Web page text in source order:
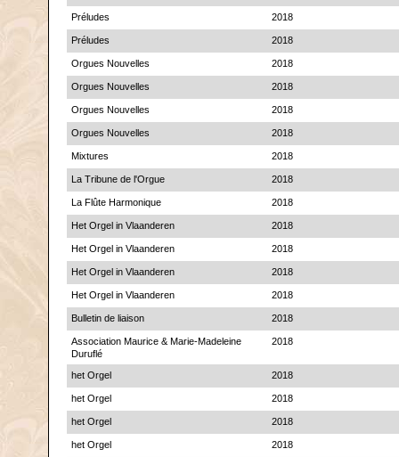
Préludes 2018
Préludes 2018
Orgues Nouvelles 2018
Orgues Nouvelles 2018
Orgues Nouvelles 2018
Orgues Nouvelles 2018
Mixtures 2018
La Tribune de l'Orgue 2018
La Flûte Harmonique 2018
Het Orgel in Vlaanderen 2018
Het Orgel in Vlaanderen 2018
Het Orgel in Vlaanderen 2018
Het Orgel in Vlaanderen 2018
Bulletin de liaison 2018
Association Maurice & Marie-Madeleine
Duruflé
2018
het Orgel 2018
het Orgel 2018
het Orgel 2018
het Orgel 2018